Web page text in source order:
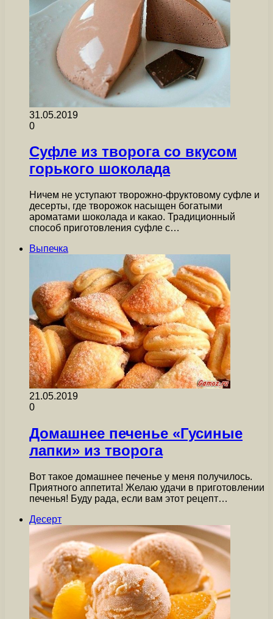
31.05.2019
0
Суфле из творога со вкусом
горького шоколада
Ничем не уступают творожно-фруктовому суфле и
десерты, где творожок насыщен богатыми
ароматами шоколада и какао. Традиционный
способ приготовления суфле с…
Выпечка
21.05.2019
0
Домашнее печенье «Гусиные
лапки» из творога
Вот такое домашнее печенье у меня получилось.
Приятного аппетита! Желаю удачи в приготовлении
печенья! Буду рада, если вам этот рецепт…
Десерт